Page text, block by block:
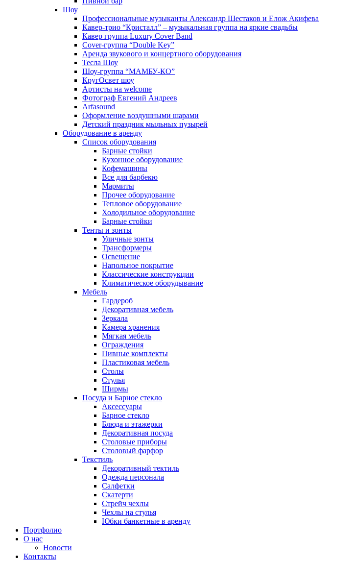
Шоу
Профессиональные музыканты Александр Шестаков и Елож Акифева
Кавер-трио “Кристалл” – музыкальная группа на яркие свадьбы
Кавер группа Luxury Cover Band
Cover-группа “Double Key”
Аренда звукового и концертного оборудования
Тесла Шоу
Шоу-группа “МАМБУ-КО”
КругОсвет шоу
Артисты на welcome
Фотограф Евгений Андреев
Arfasound
Оформление воздушными шарами
Детский праздник мыльных пузырей
Оборудование в аренду
Список оборудования
Барные стойки
Кухонное оборудование
Кофемашины
Все для барбекю
Мармиты
Прочее оборудование
Тепловое оборудование
Холодильное оборудование
Барные стойки
Тенты и зонты
Уличные зонты
Трансформеры
Освещение
Напольное покрытие
Классические конструкции
Климатическое оборудывание
Мебель
Гардероб
Декоративная мебель
Зеркала
Камера хранения
Мягкая мебель
Ограждения
Пивные комплекты
Пластиковая мебель
Столы
Стулья
Ширмы
Посуда и Барное стекло
Аксессуары
Барное стекло
Блюда и этажерки
Декоративная посуда
Столовые приборы
Столовый фарфор
Текстиль
Декоративный тектиль
Одежда персонала
Салфетки
Скатерти
Стрейч чехлы
Чехлы на стулья
Юбки банкетные в аренду
Портфолио
О нас
Новости
Контакты